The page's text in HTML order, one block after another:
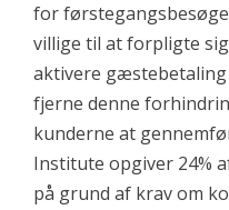
for
villige til at forpligte
aktivere gæstebetaling
fjerne denne
kunderne at
Institute opgiver 24%
på grund af krav om